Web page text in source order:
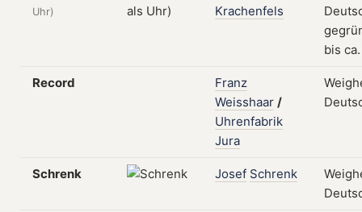
Uhr)
Krachenfels
bis
Record
Franz
Weisshaar /
Uhrenfabrik
Jura
Schrenk Josef Schrenk